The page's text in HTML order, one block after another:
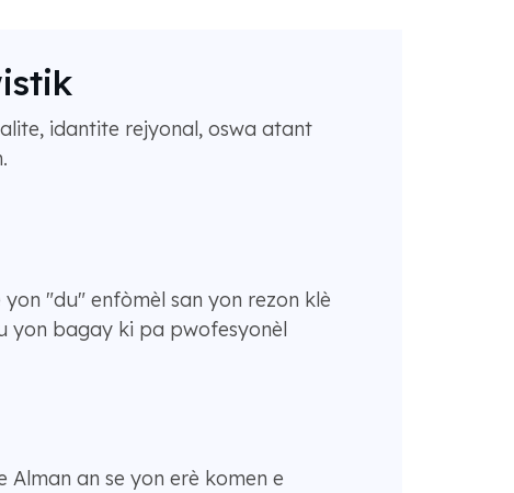
idantite rejyonal, oswa atant
"du" enfòmèl san yon rezon klè
yon bagay ki pa pwofesyonèl
an se yon erè komen e